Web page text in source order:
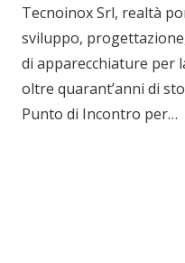
Tecnoinox Srl, realtà
sviluppo,
di apparecchiature per
oltre quarant’anni di
Punto di Incontro per…